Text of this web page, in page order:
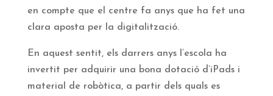
en compte que el centre fa anys que ha fet una
clara aposta per la digitalització.
En aquest sentit, els darrers anys l’escola ha
invertit per adquirir una bona dotació d’iPads i
material de robòtica, a partir dels quals es